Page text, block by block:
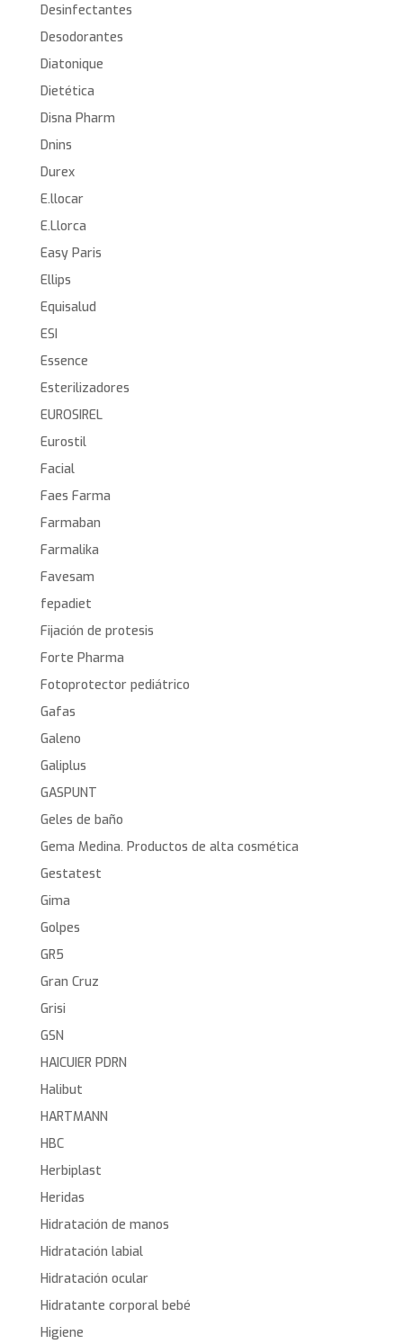
Desinfectantes
Desodorantes
Diatonique
Dietética
Disna Pharm
Dnins
Durex
E.llocar
E.Llorca
Easy Paris
Ellips
Equisalud
ESI
Essence
Esterilizadores
EUROSIREL
Eurostil
Facial
Faes Farma
Farmaban
Farmalika
Favesam
fepadiet
Fijación de protesis
Forte Pharma
Fotoprotector pediátrico
Gafas
Galeno
Galiplus
GASPUNT
Geles de baño
Gema Medina. Productos de alta cosmética
Gestatest
Gima
Golpes
GR5
Gran Cruz
Grisi
GSN
HAICUIER PDRN
Halibut
HARTMANN
HBC
Herbiplast
Heridas
Hidratación de manos
Hidratación labial
Hidratación ocular
Hidratante corporal bebé
Higiene